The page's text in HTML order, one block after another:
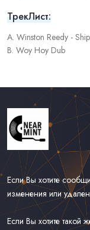
ТрекЛист:
A. Winston Reedy -
B. Woy Hoy Dub
Если Вы хотите
изменения или
Если Вы хотите такой